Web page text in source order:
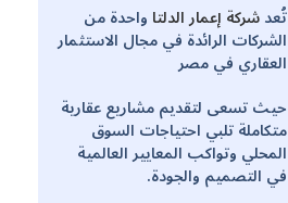
تُعدشركة إعمار الدلتا واحدة من
الشركات الرائدة في مجال الاستثمار
العقاري في مصر
حيث تسعى لتقديم مشاريع عقارية
متكاملة تلبي احتياجات السوق
المحلي وتواكب المعايير العالمية
في التصميم والجودة.